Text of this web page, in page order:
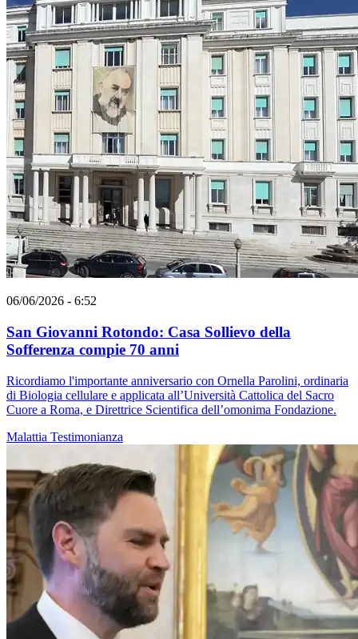
06/06/2026 - 6:52
San Giovanni Rotondo: Casa Sollievo della
Sofferenza compie 70 anni
Ricordiamo l'importante anniversario con Ornella Parolini, ordinaria
di Biologia cellulare e applicata all’Università Cattolica del Sacro
Cuore a Roma, e Direttrice Scientifica dell’omonima Fondazione.
Malattia Testimonianza